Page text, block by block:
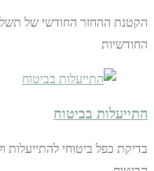
הקטנת ההחזר החודשי של
החודשיות
התייעלות בביטוח
בדיקת כפל ביטוחי להתייעלות